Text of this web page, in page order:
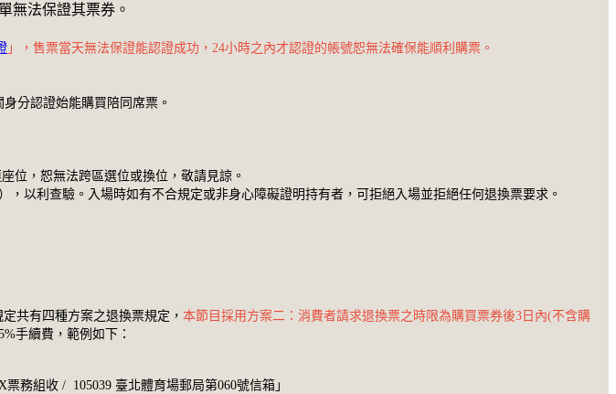
無法保證其票券。
」，售票當天無法保證能認證成功，24小時之內才認證的帳號恕無法確保能順利購票。
分認證始能購買陪同席票。
位，恕無法跨區選位或換位，敬請見諒。
以利查驗。入場時如有不合規定或非身心障礙證明持有者，可拒絕入場並拒絕任何退換票要求。
共有四種方案之退換票規定， 本節目採用方案二：消費者請求退換票之時限為購買票券後3日內(不含購
手續費，範例如下：
務組收 / 105039 臺北體育場郵局第060號信箱」